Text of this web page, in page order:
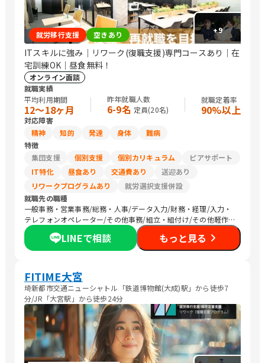
+9
就労移行支援 空きあり
ITスキルに強み｜リワーク(復職支援)専門コースあり｜在
宅訓練OK｜昼食無料！
オンライン面談
就職実績
平均利用期間
12〜18ヶ月
昨年就職人数
6-9名 定員(20名)
就職定着率
90%以上
対応障害
精神
知的 発達 身体
難病
特徴
集団支援
個別支援 個別カリキュラム
ピアサポート
IT特化
昼食あり 交通費あり
送迎あり
リワークプログラムあり
就労選択支援併設
就職先の職種
一般事務・営業事務/総務・人事/データ入力/財務・経理/入力・
テレフォンオペレーター/その他事務/組立・組付け/その他軽作
業/生産・製造オペレーション/CADオペレーター/警備/農作業
LINEで相談 もっと見る
FITIME大宮
埼新都市交通ニューシャトル「鉄道博物館(大成)駅」から徒歩7
分/JR「大宮駅」から徒歩24分